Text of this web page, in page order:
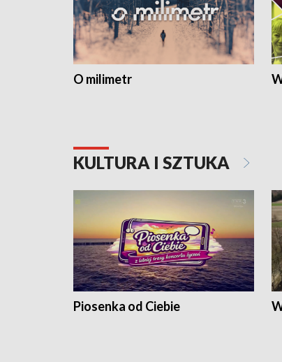
O milimetr
KULTURA I SZTUKA
Piosenka od Ciebie